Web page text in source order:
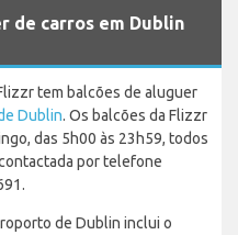
de carros em Dublin
tem balcões de aluguer
Dublin. Os balcões da Flizzr
das 5h00 às 23h59, todos
por telefone
de Dublin inclui o